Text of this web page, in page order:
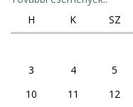
H
K SZ
3
4 5
10
11 12